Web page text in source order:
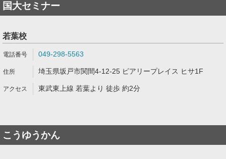
国大セミナー
若葉校
049-298-5563
埼玉県坂戸市関間4-12-25 ピアリープレイス ヒサ1F
東武東上線 若葉より 徒歩 約2分
こうゆうかん